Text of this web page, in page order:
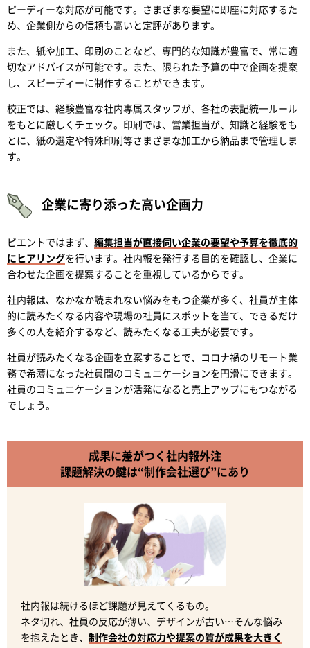
ピーディーな対応が可能です。さまざまな要望に即座に対応するた
め、企業側からの信頼も高いと定評があります。
また、紙や加工、印刷のことなど、専門的な知識が豊富で、常に適
切なアドバイスが可能です。また、限られた予算の中で企画を提案
し、スピーディーに制作することができます。
校正では、経験豊富な社内専属スタッフが、各社の表記統一ルール
をもとに厳しくチェック。印刷では、営業担当が、知識と経験をも
とに、紙の選定や特殊印刷等さまざまな加工から納品まで管理しま
す。
企業に寄り添った高い企画力
ビエントではまず、 編集担当が直接伺い企業の要望や予算を徹底的
にヒアリングを行います。社内報を発行する目的を確認し、企業に
合わせた企画を提案することを重視しているからです。
社内報は、なかなか読まれない悩みをもつ企業が多く、社員が主体
的に読みたくなる内容や現場の社員にスポットを当て、できるだけ
多くの人を紹介するなど、読みたくなる工夫が必要です。
社員が読みたくなる企画を立案することで、コロナ禍のリモート業
務で希薄になった社員間のコミュニケーションを円滑にできます。
社員のコミュニケーションが活発になると売上アップにもつながる
でしょう。
成果に差がつく社内報外注
課題解決の鍵は“制作会社選び”にあり
社内報は続けるほど課題が見えてくるもの。
ネタ切れ、社員の反応が薄い、デザインが古い…そんな悩み
を抱えたとき、 制作会社の対応力や提案の質が成果を大きく